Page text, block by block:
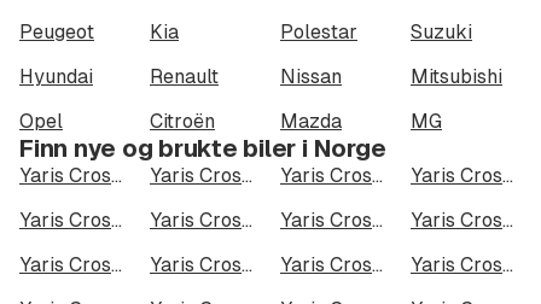
Peugeot
Kia Polestar
Suzuki
Hyundai
Renault Nissan
Mitsubishi
Opel
Citroën Mazda MG
Finn nye og brukte biler i Norge
Yaris Cross Hybrid AWD-i i Oslo Yaris Cross Hybrid AWD-i i Bergen Yaris Cross Hybrid AWD-i i Trondheim
Yaris Cross Hybrid AWD-i i Stavanger
Yaris Cross Hybrid AWD-i i Kristiansand
Yaris Cross Hybrid AWD-i i Fredrikstad Yaris Cross Hybrid AWD-i i Drammen
Yaris Cross Hybrid AWD-i i Skien
Yaris Cross Hybrid AWD-i i Tromsø
Yaris Cross Hybrid AWD-i i Ålesund Yaris Cross Hybrid AWD-i i Moss
Yaris Cross Hybrid AWD-i i Porsgrunn